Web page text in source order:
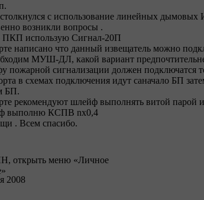
с использование линейных
возникли вопросы .
ПКП использую Сигнал-20П
написано что данный извещатель можно
МУШ-ДЛ, какой вариант
пожарной сигнализации должен подключатся
в схемах подключения идут саначало БП
БП.
рекомендуют шлейф выполнять витой парой
выполню КСПВ nх0,4
. Всем спасибо.
2008